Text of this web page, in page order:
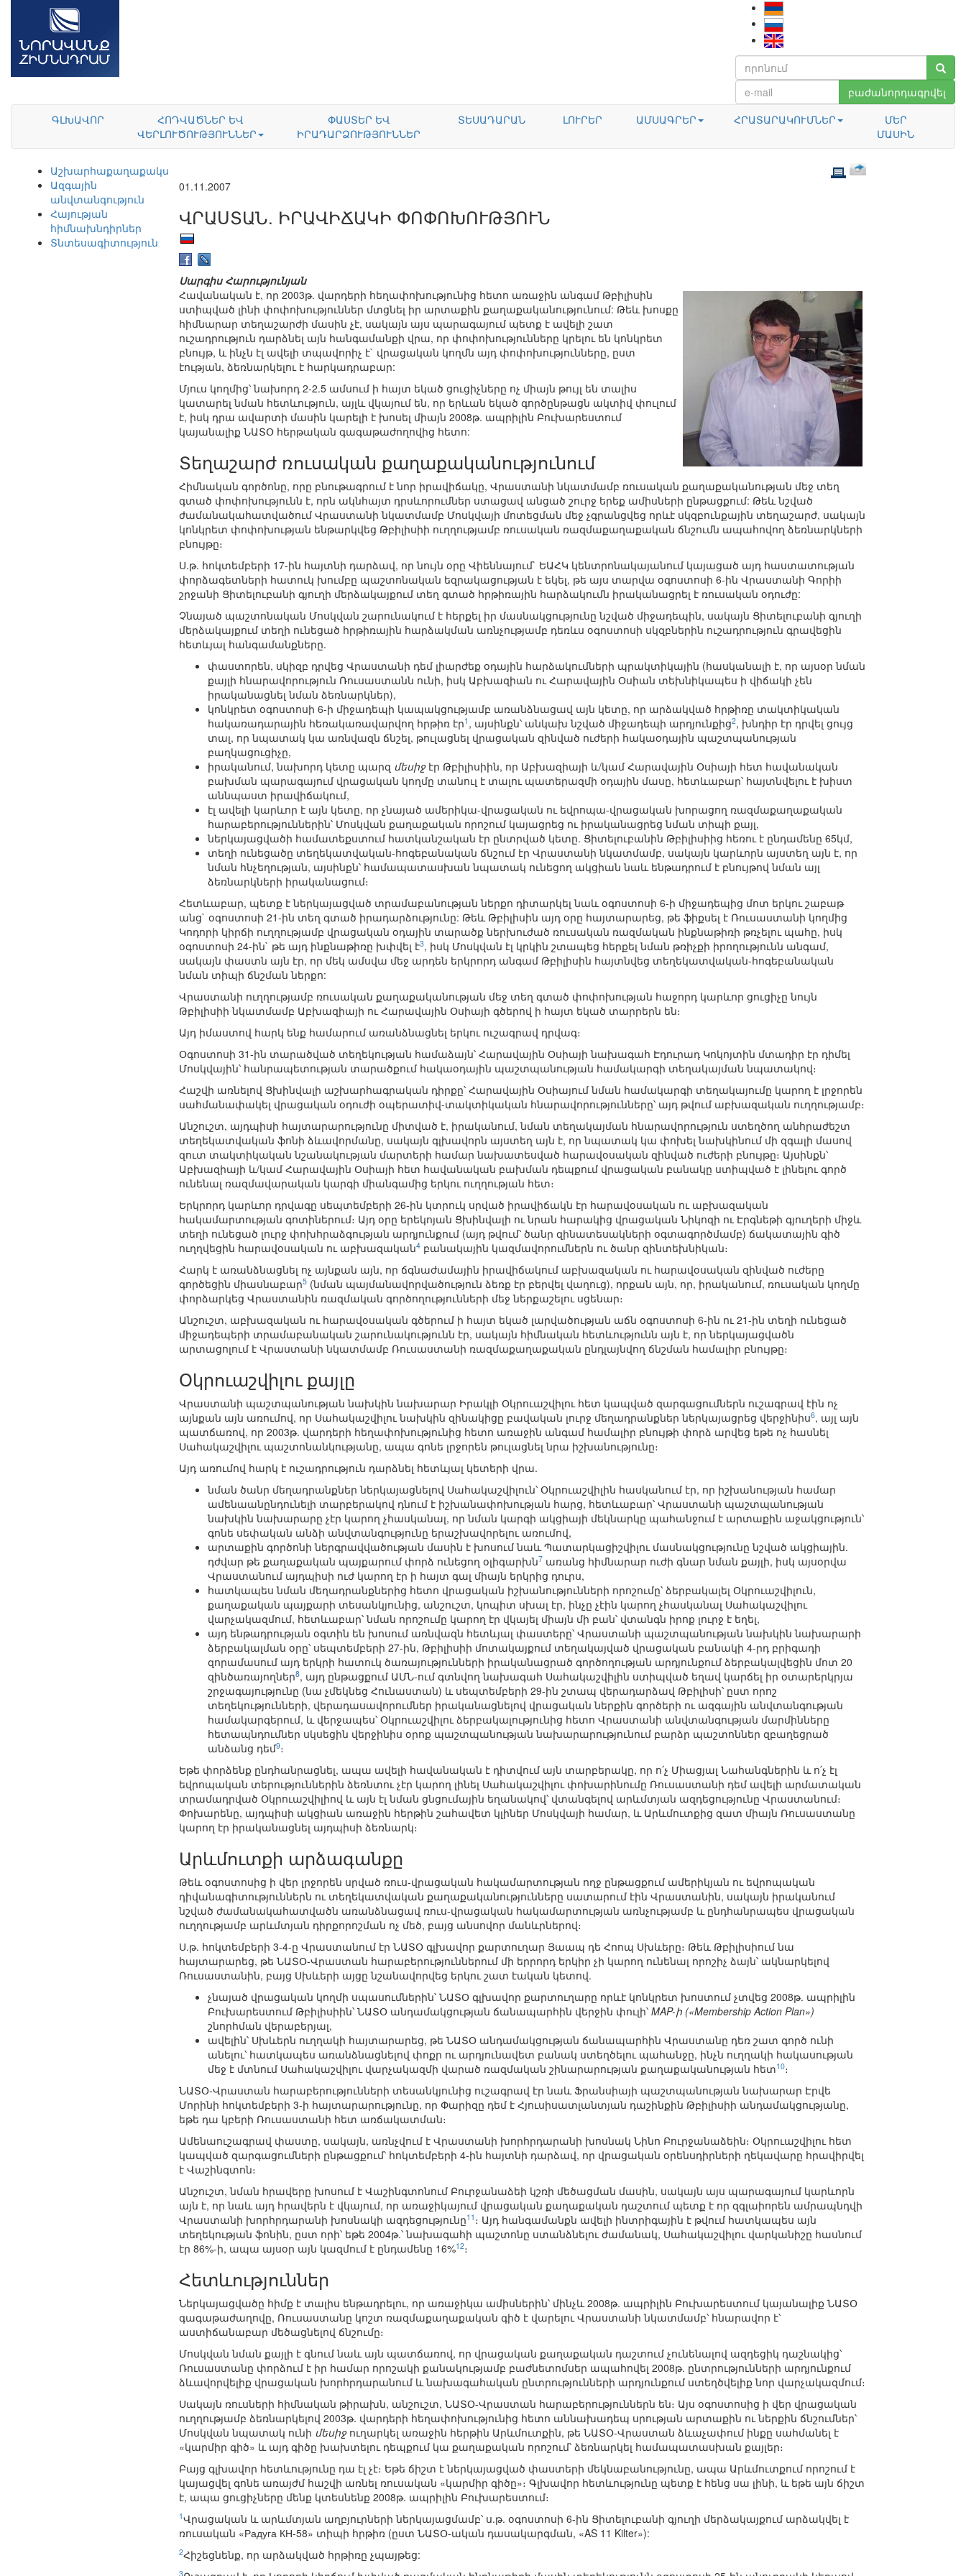
բաժանորդագրվել
ԳԼԽԱՎՈՐ
ՀՈԴՎԱԾՆԵՐ ԵՎ
ՎԵՐԼՈՒԾՈՒԹՅՈՒՆՆԵՐ
ՓԱՍՏԵՐ ԵՎ
ԻՐԱԴԱՐՁՈՒԹՅՈՒՆՆԵՐ
ՏԵՍԱԴԱՐԱՆ ԼՈՒՐԵՐ ԱՄՍԱԳՐԵՐ ՀՐԱՏԱՐԱԿՈՒՄՆԵՐ
ՄԵՐ
ՄԱՍԻՆ
Աշխարհաքաղաքականություն
Ազգային
անվտանգություն
Հայության
հիմնախնդիրներ
Տնտեսագիտություն
01.11.2007
ՎՐԱՍՏԱՆ. ԻՐԱՎԻՃԱԿԻ ՓՈՓՈԽՈՒԹՅՈՒՆ
Սարգիս Հարությունյան
Հավանական է, որ 2003թ. վարդերի հեղափոխությունից հետո առաջին անգամ Թբիլիսին
ստիպված լինի փոփոխություններ մտցնել իր արտաքին քաղաքականությունում: Թեև խոսքը
հիմնարար տեղաշարժի մասին չէ, սակայն այս պարագայում պետք է ավելի շատ
ուշադրություն դարձնել այն հանգամանքի վրա, որ փոփոխությունները կրելու են կոնկրետ
բնույթ, և ինչն էլ ավելի տպավորիչ է` վրացական կողմն այդ փոփոխությունները, ըստ
էության, ձեռնարկելու է հարկադրաբար:
Մյուս կողմից՝ նախորդ 2-2.5 ամսում ի հայտ եկած ցուցիչները ոչ միայն թույլ են տալիս
կատարել նման հետևություն, այլև վկայում են, որ երևան եկած գործընթացն ակտիվ փուլում
է, իսկ դրա ավարտի մասին կարելի է խոսել միայն 2008թ. ապրիլին Բուխարեստում
կայանալիք ՆԱՏՕ հերթական գագաթաժողովից հետո:
Տեղաշարժ ռուսական քաղաքականությունում
Հիմնական գործոնը, որը բնութագրում է նոր իրավիճակը, Վրաստանի նկատմամբ ռուսական քաղաքականության մեջ տեղ
գտած փոփոխությունն է, որն ակնհայտ դրսևորումներ ստացավ անցած շուրջ երեք ամիսների ընթացքում: Թեև նշված
ժամանակահատվածում Վրաստանի նկատմամբ Մոսկվայի մոտեցման մեջ չգրանցվեց որևէ սկզբունքային տեղաշարժ, սակայն
կոնկրետ փոփոխության ենթարկվեց Թբիլիսիի ուղղությամբ ռուսական ռազմաքաղաքական ճնշումն ապահովող ձեռնարկների
բնույթը։
Ս.թ. հոկտեմբերի 17-ին հայտնի դարձավ, որ նույն օրը Վիեննայում` ԵԱՀԿ կենտրոնակայանում կայացած այդ հաստատության
փորձագետների հատուկ խումբը պաշտոնական եզրակացության է եկել, թե այս տարվա օգոստոսի 6-ին Վրաստանի Գորիի
շրջանի Ցիտելուբանի գյուղի մերձակայքում տեղ գտած հրթիռային հարձակումն իրականացրել է ռուսական օդուժը:
Չնայած պաշտոնական Մոսկվան շարունակում է հերքել իր մասնակցությունը նշված միջադեպին, սակայն Ցիտելուբանի գյուղի
մերձակայքում տեղի ունեցած հրթիռային հարձակման առնչությամբ դեռևս օգոստոսի սկզբներին ուշադրություն գրավեցին
հետևյալ հանգամանքները.
փաստորեն, սկիզբ դրվեց Վրաստանի դեմ լիարժեք օդային հարձակումների պրակտիկային (հասկանալի է, որ այսօր նման
քայլի հնարավորություն Ռուսաստանն ունի, իսկ Աբխազիան ու Հարավային Օսիան տեխնիկապես ի վիճակի չեն
իրականացնել նման ձեռնարկներ),
կոնկրետ օգոստոսի 6-ի միջադեպի կապակցությամբ առանձնացավ այն կետը, որ արձակված հրթիռը տակտիկական
հակառադարային հեռակառավարվող հրթիռ էր1 , այսինքն՝ անկախ նշված միջադեպի արդյունքից2, խնդիր էր դրվել ցույց
տալ, որ նպատակ կա առնվազն ճնշել, թուլացնել վրացական զինված ուժերի հակաօդային պաշտպանության
բաղկացուցիչը,
իրականում, նախորդ կետը պարզ մեսիջէր Թբիլիսիին, որ Աբխազիայի և/կամ Հարավային Օսիայի հետ հավանական
բախման պարագայում վրացական կողմը տանուլ է տալու պատերազմի օդային մասը, հետևաբար՝ հայտնվելու է խիստ
աննպաստ իրավիճակում,
էլ ավելի կարևոր է այն կետը, որ չնայած ամերիկա-վրացական ու եվրոպա-վրացական խորացող ռազմաքաղաքական
հարաբերություններին՝ Մոսկվան քաղաքական որոշում կայացրեց ու իրականացրեց նման տիպի քայլ,
ներկայացվածի համատեքստում հատկանշական էր ընտրված կետը. Ցիտելուբանին Թբիլիսիից հեռու է ընդամենը 65կմ,
տեղի ունեցածը տեղեկատվական-հոգեբանական ճնշում էր Վրաստանի նկատմամբ, սակայն կարևորն այստեղ այն է, որ
նման հնչեղության, այսինքն՝ համապատասխան նպատակ ունեցող ակցիան նաև ենթադրում է բնույթով նման այլ
ձեռնարկների իրականացում։
Հետևաբար, պետք է ներկայացված տրամաբանության ներքո դիտարկել նաև օգոստոսի 6-ի միջադեպից մոտ երկու շաբաթ
անց` օգոստոսի 21-ին տեղ գտած իրադարձությունը: Թեև Թբիլիսին այդ օրը հայտարարեց, թե ֆիքսել է Ռուսաստանի կողմից
Կոդորի կիրճի ուղղությամբ վրացական օդային տարածք ներխուժած ռուսական ռազմական ինքնաթիռի թռչելու պահը, իսկ
օգոստոսի 24-ին` թե այդ ինքնաթիռը խփվել է3, իսկ Մոսկվան էլ կրկին շտապեց հերքել նման թռիչքի իրողությունն անգամ,
սակայն փաստն այն էր, որ մեկ ամսվա մեջ արդեն երկրորդ անգամ Թբիլիսին հայտնվեց տեղեկատվական-հոգեբանական
նման տիպի ճնշման ներքո:
Վրաստանի ուղղությամբ ռուսական քաղաքականության մեջ տեղ գտած փոփոխության հաջորդ կարևոր ցուցիչը նույն
Թբիլիսիի նկատմամբ Աբխազիայի ու Հարավային Օսիայի գծերով ի հայտ եկած տարրերն են։
Այդ իմաստով հարկ ենք համարում առանձնացնել երկու ուշագրավ դրվագ։
Օգոստոսի 31-ին տարածված տեղեկության համաձայն՝ Հարավային Օսիայի նախագահ Էդուրադ Կոկոյտին մտադիր էր դիմել
Մոսկվային՝ հանրապետության տարածքում հակաօդային պաշտպանության համակարգի տեղակայման նպատակով։
Հաշվի առնելով Ցխինվալի աշխարհագրական դիրքը՝ Հարավային Օսիայում նման համակարգի տեղակայումը կարող է լրջորեն
սահմանափակել վրացական օդուժի օպերատիվ-տակտիկական հնարավորությունները՝ այդ թվում աբխազական ուղղությամբ։
Անշուշտ, այդպիսի հայտարարությունը միտված է, իրականում, նման տեղակայման հնարավորություն ստեղծող անհրաժեշտ
տեղեկատվական ֆոնի ձևավորմանը, սակայն գլխավորն այստեղ այն է, որ նպատակ կա փոխել նախկինում մի զգալի մասով
զուտ տակտիկական նշանակության մարտերի համար նախատեսված հարավօսական զինված ուժերի բնույթը։ Այսինքն՝
Աբխազիայի և/կամ Հարավային Օսիայի հետ հավանական բախման դեպքում վրացական բանակը ստիպված է լինելու գործ
ունենալ ռազմավարական կարգի միանգամից երկու ուղղության հետ։
Երկրորդ կարևոր դրվագը սեպտեմբերի 26-ին կտրուկ սրված իրավիճակն էր հարավօսական ու աբխազական
հակամարտության գոտիներում։ Այդ օրը երեկոյան Ցխինվալի ու նրան հարակից վրացական Նիկոզի ու Էրգնեթի գյուղերի միջև
տեղի ունեցած լուրջ փոխհրաձգության արդյունքում (այդ թվում՝ ծանր զինատեսակների օգտագործմամբ) ճակատային գիծ
ուղղվեցին հարավօսական ու աբխազական4 բանակային կազմավորումներն ու ծանր զինտեխնիկան։
Հարկ է առանձնացնել ոչ այնքան այն, որ ճգնաժամային իրավիճակում աբխազական ու հարավօսական զինված ուժերը
գործեցին միասնաբար5 (նման պայմանավորվածություն ձեռք էր բերվել վաղուց), որքան այն, որ, իրականում, ռուսական կողմը
փորձարկեց Վրաստանին ռազմական գործողությունների մեջ ներքաշելու սցենար։
Անշուշտ, աբխազական ու հարավօսական գծերում ի հայտ եկած լարվածության աճն օգոստոսի 6-ին ու 21-ին տեղի ունեցած
միջադեպերի տրամաբանական շարունակությունն էր, սակայն հիմնական հետևությունն այն է, որ ներկայացվածն
արտացոլում է Վրաստանի նկատմամբ Ռուսաստանի ռազմաքաղաքական ընդլայնվող ճնշման համալիր բնույթը։
Օկրուաշվիլու քայլը
Վրաստանի պաշտպանության նախկին նախարար Իրակլի Օկրուաշվիլու հետ կապված զարգացումներն ուշագրավ էին ոչ
այնքան այն առումով, որ Սահակաշվիլու նախկին զինակիցը բավական լուրջ մեղադրանքներ ներկայացրեց վերջինիս6, այլ այն
պատճառով, որ 2003թ. վարդերի հեղափոխությունից հետո առաջին անգամ համալիր բնույթի փորձ արվեց եթե ոչ հասնել
Սահակաշվիլու պաշտոնանկությանը, ապա գոնե լրջորեն թուլացնել նրա իշխանությունը։
Այդ առումով հարկ է ուշադրություն դարձնել հետևյալ կետերի վրա.
նման ծանր մեղադրանքներ ներկայացնելով Սահակաշվիլուն՝ Օկրուաշվիլին հասկանում էր, որ իշխանության համար
ամենաանընդունելի տարբերակով դնում է իշխանափոխության հարց, հետևաբար՝ Վրաստանի պաշտպանության
նախկին նախարարը չէր կարող չհասկանալ, որ նման կարգի ակցիայի մեկնարկը պահանջում է արտաքին աջակցություն՝
գոնե սեփական անձի անվտանգությունը երաշխավորելու առումով,
արտաքին գործոնի ներգրավվածության մասին է խոսում նաև Պատարկացիշվիլու մասնակցությունը նշված ակցիային.
դժվար թե քաղաքական պայքարում փորձ ունեցող օլիգարխն7 առանց հիմնարար ուժի գնար նման քայլի, իսկ այսօրվա
Վրաստանում այդպիսի ուժ կարող էր ի հայտ գալ միայն երկրից դուրս,
հատկապես նման մեղադրանքներից հետո վրացական իշխանությունների որոշումը՝ ձերբակալել Օկրուաշվիլուն,
քաղաքական պայքարի տեսանկյունից, անշուշտ, կոպիտ սխալ էր, ինչը չէին կարող չհասկանալ Սահակաշվիլու
վարչակազմում, հետևաբար՝ նման որոշումը կարող էր վկայել միայն մի բան՝ վտանգն իրոք լուրջ է եղել,
այդ ենթադրության օգտին են խոսում առնվազն հետևյալ փաստերը՝ Վրաստանի պաշտպանության նախկին նախարարի
ձերբակալման օրը՝ սեպտեմբերի 27-ին, Թբիլիսիի մոտակայքում տեղակայված վրացական բանակի 4-րդ բրիգադի
զորամասում այդ երկրի հատուկ ծառայությունների իրականացրած գործողության արդյունքում ձերբակալվեցին մոտ 20
զինծառայողներ8, այդ ընթացքում ԱՄՆ-ում գտնվող նախագահ Սահակաշվիլին ստիպված եղավ կարճել իր օտարերկրյա
շրջագայությունը (նա չմեկնեց Հունաստան) և սեպտեմբերի 29-ին շտապ վերադարձավ Թբիլիսի՝ ըստ որոշ
տեղեկությունների, վերադասավորումներ իրականացնելով վրացական ներքին գործերի ու ազգային անվտանգության
համակարգերում, և վերջապես՝ Օկրուաշվիլու ձերբակալությունից հետո Վրաստանի անվտանգության մարմինները
հետապնդումներ սկսեցին վերջինիս օրոք պաշտպանության նախարարությունում բարձր պաշտոններ զբաղեցրած
անձանց դեմ9։
Եթե փորձենք ընդհանրացնել, ապա ավելի հավանական է դիտվում այն տարբերակը, որ ո՛չ Միացյալ Նահանգներին և ո՛չ էլ
եվրոպական տերություններին ձեռնտու չէր կարող լինել Սահակաշվիլու փոխարինումը Ռուսաստանի դեմ ավելի արմատական
տրամադրված Օկրուաշվիլիով և այն էլ նման ցնցումային եղանակով՝ վտանգելով արևմտյան ազդեցությունը Վրաստանում։
Փոխարենը, այդպիսի ակցիան առաջին հերթին շահավետ կլիներ Մոսկվայի համար, և Արևմուտքից զատ միայն Ռուսաստանը
կարող էր իրականացնել այդպիսի ձեռնարկ։
Արևմուտքի արձագանքը
Թեև օգոստոսից ի վեր լրջորեն սրված ռուս-վրացական հակամարտության ողջ ընթացքում ամերիկյան ու եվրոպական
դիվանագիտություններն ու տեղեկատվական քաղաքականությունները սատարում էին Վրաստանին, սակայն իրականում
նշված ժամանակահատվածն առանձնացավ ռուս-վրացական հակամարտության առնչությամբ և ընդհանրապես վրացական
ուղղությամբ արևմտյան դիրքորոշման ոչ մեծ, բայց անսովոր մանևրներով։
Ս.թ. հոկտեմբերի 3-4-ը Վրաստանում էր ՆԱՏՕ գլխավոր քարտուղար Յաապ դե Հոոպ Սխևերը։ Թեև Թբիլիսիում նա
հայտարարեց, թե ՆԱՏՕ-Վրաստան հարաբերություններում մի երրորդ երկիր չի կարող ունենալ որոշիչ ձայն՝ ակնարկելով
Ռուսաստանին, բայց Սխևերի այցը նշանավորվեց երկու շատ էական կետով.
չնայած վրացական կողմի սպասումներին՝ ՆԱՏՕ գլխավոր քարտուղարը որևէ կոնկրետ խոստում չտվեց 2008թ. ապրիլին
Բուխարեստում Թբիլիսիին՝ ՆԱՏՕ անդամակցության ճանապարհին վերջին փուլի՝ MAP-ի («Membership Action Plan»)
շնորհման վերաբերյալ,
ավելին՝ Սխևերն ուղղակի հայտարարեց, թե ՆԱՏՕ անդամակցության ճանապարհին Վրաստանը դեռ շատ գործ ունի
անելու՝ հատկապես առանձնացնելով փոքր ու արդյունավետ բանակ ստեղծելու պահանջը, ինչն ուղղակի հակասության
մեջ է մտնում Սահակաշվիլու վարչակազմի վարած ռազմական շինարարության քաղաքականության հետ10։
ՆԱՏՕ-Վրաստան հարաբերությունների տեսանկյունից ուշագրավ էր նաև Ֆրանսիայի պաշտպանության նախարար Էրվե
Մորինի հոկտեմբերի 3-ի հայտարարությունը, որ Փարիզը դեմ է Հյուսիսատլանտյան դաշինքին Թբիլիսիի անդամակցությանը,
եթե դա կբերի Ռուսաստանի հետ առճակատման։
Ամենաուշագրավ փաստը, սակայն, առնչվում է Վրաստանի խորհրդարանի խոսնակ Նինո Բուրջանաձեին։ Օկրուաշվիլու հետ
կապված զարգացումների ընթացքում՝ հոկտեմբերի 4-ին հայտնի դարձավ, որ վրացական օրենսդիրների ղեկավարը հրավիրվել
է Վաշինգտոն։
Անշուշտ, նման հրավերը խոսում է Վաշինգտոնում Բուրջանաձեի կշռի մեծացման մասին, սակայն այս պարագայում կարևորն
այն է, որ նաև այդ հրավերն է վկայում, որ առաջիկայում վրացական քաղաքական դաշտում պետք է որ զգլաիորեն ամրապնդվի
Վրաստանի խորհրդարանի խոսնակի ազդեցությունը11 ։ Այդ հանգամանքն ավելի ինտրիգային է թվում հատկապես այն
տեղեկության ֆոնին, ըստ որի՝ եթե 2004թ.՝ նախագահի պաշտոնը ստանձնելու ժամանակ, Սահակաշվիլու վարկանիշը հասնում
էր 86%-ի, ապա այսօր այն կազմում է ընդամենը 16%12։
Հետևություններ
Ներկայացվածը հիմք է տալիս ենթադրելու, որ առաջիկա ամիսներին՝ մինչև 2008թ. ապրիլին Բուխարեստում կայանալիք ՆԱՏՕ
գագաթաժաղովը, Ռուսաստանը կոշտ ռազմաքաղաքական գիծ է վարելու Վրաստանի նկատմամբ՝ հնարավոր է՝
աստիճանաբար մեծացնելով ճնշումը։
Մոսկվան նման քայլի է գնում նաև այն պատճառով, որ վրացական քաղաքական դաշտում չունենալով ազդեցիկ դաշնակից՝
Ռուսաստանը փորձում է իր համար որոշակի քանակությամբ բաժնետոմսեր ապահովել 2008թ. ընտրությունների արդյունքում
ձևավորվելիք վրացական խորհրդարանում և նախագահական ընտրությունների արդյունքում ստեղծվելիք նոր վարչակազմում։
Սակայն ռուսների հիմնական թիրախն, անշուշտ, ՆԱՏՕ-Վրաստան հարաբերություններն են։ Այս օգոստոսից ի վեր վրացական
ուղղությամբ ձեռնարկելով 2003թ. վարդերի հեղափոխությունից հետո աննախադեպ սրության արտաքին ու ներքին ճնշումներ՝
Մոսկվան նպատակ ունի մեսիջուղարկել առաջին հերթին Արևմուտքին, թե ՆԱՏՕ-Վրաստան ձևաչափում ինքը սահմանել է
«կարմիր գիծ» և այդ գիծը խախտելու դեպքում կա քաղաքական որոշում՝ ձեռնարկել համապատասխան քայլեր։
Բայց գլխավոր հետևությունը դա էլ չէ։ Եթե ճիշտ է ներկայացված փաստերի մեկնաբանությունը, ապա Արևմուտքում որոշում է
կայացվել գոնե առայժմ հաշվի առնել ռուսական «կարմիր գիծը»։ Գլխավոր հետևությունը պետք է հենց սա լինի, և եթե այն ճիշտ
է, ապա ցուցիչները մենք կտեսնենք 2008թ. ապրիլին Բուխարեստում։
1Վրացական և արևմտյան աղբյուրների ներկայացմամբ՝ ս.թ. օգոստոսի 6-ին Ցիտելուբանի գյուղի մերձակայքում արձակվել է
ռուսական «Радуга КН-58» տիպի հրթիռ (ըստ ՆԱՏՕ-ական դասակարգման, «AS 11 Kilter»):
2Հիշեցնենք, որ արձակված հրթիռը չպայթեց:
3